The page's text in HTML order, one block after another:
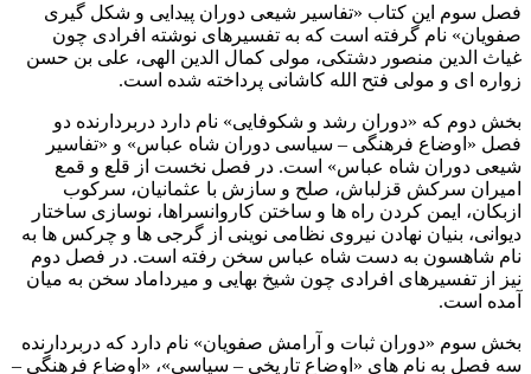
فصل سوم این کتاب «تفاسیر شیعی دوران پیدایی و شکل گیری
صفویان» نام گرفته است که به تفسیرهای نوشته افرادی چون
غیاث الدین منصور دشتکی، مولی کمال الدین الهی، علی بن حسن
زواره ای و مولی فتح الله کاشانی پرداخته شده است.
بخش دوم که «دوران رشد و شکوفایی» نام دارد دربردارنده دو
فصل «اوضاع فرهنگی – سیاسی دوران شاه عباس» و «تفاسیر
شیعی دوران شاه عباس» است. در فصل نخست از قلع و قمع
امیران سرکش قزلباش، صلح و سازش با عثمانیان، سرکوب
ازبکان، ایمن کردن راه ها و ساختن کاروانسراها، نوسازی ساختار
دیوانی، بنیان نهادن نیروی نظامی نوینی از گرجی ها و چرکس ها به
نام شاهسون به دست شاه عباس سخن رفته است. در فصل دوم
نیز از تفسیرهای افرادی چون شیخ بهایی و میرداماد سخن به میان
آمده است.
بخش سوم «دوران ثبات و آرامش صفویان» نام دارد که دربردارنده
سه فصل به نام های «اوضاع تاریخی – سیاسی»، «اوضاع فرهنگی –